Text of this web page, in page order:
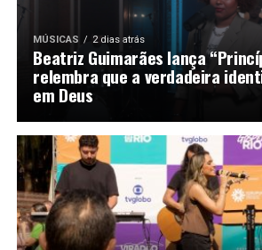
MÚSICAS 2 dias atrás
Beatriz Guimarães lança
relembra que a verdadeira
em Deus